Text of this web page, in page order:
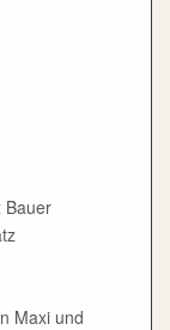
Bauer
Maxi und